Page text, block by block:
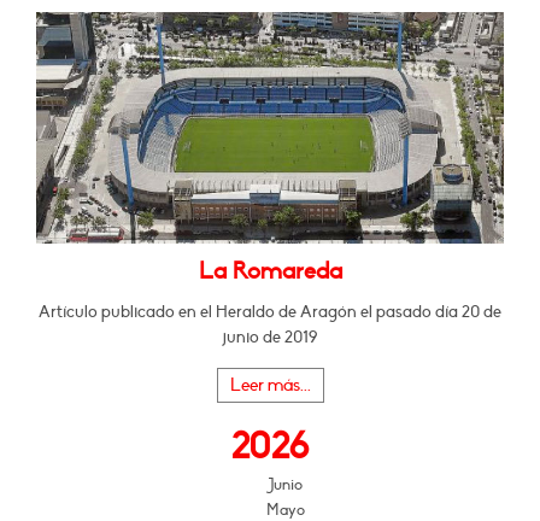
La Romareda
Artículo publicado en el Heraldo de Aragón el pasado día 20 de
junio de 2019
Leer más...
2026
Junio
Mayo